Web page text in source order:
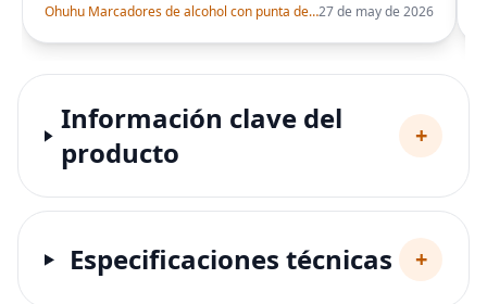
Ohuhu Marcadores de alcohol con punta de pincel – Juego de marcadores artísticos de doble punta con certificación AP para artistas adultos27 de may de 2026
Información clave del
producto
+
Especificaciones técnicas +